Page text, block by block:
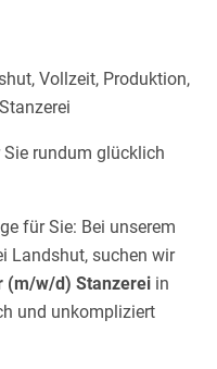
Vollzeit, Produktion,
rundum glücklich
für Sie: Bei unserem
Landshut, suchen wir
(m/w/d) Stanzerei in
und unkompliziert